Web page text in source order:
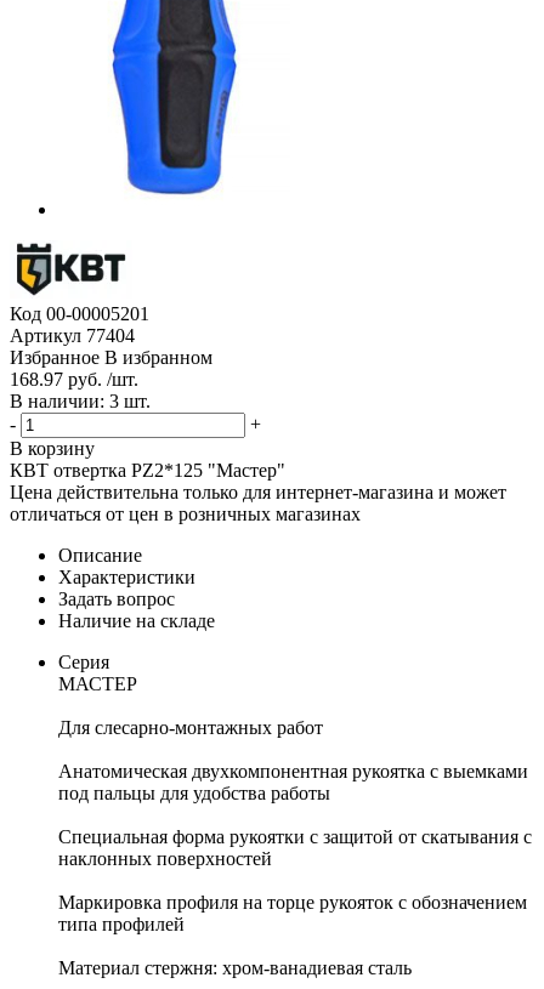
Код 00-00005201
Артикул 77404
Избранное В избранном
168.97 руб. /шт.
В наличии: 3 шт.
-
+
В корзину
КВТ отвертка PZ2*125 "Мастер"
Цена действительна только для интернет-магазина и может
отличаться от цен в розничных магазинах
Описание
Характеристики
Задать вопрос
Наличие на складе
Серия
МАСТЕР
Для слесарно-монтажных работ
Анатомическая двухкомпонентная рукоятка с выемками
под пальцы для удобства работы
Специальная форма рукоятки с защитой от скатывания с
наклонных поверхностей
Маркировка профиля на торце рукояток с обозначением
типа профилей
Материал стержня: хром-ванадиевая сталь